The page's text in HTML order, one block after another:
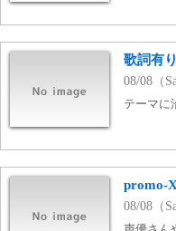
歌詞有
08/08（
テーマに
promo-
08/08（